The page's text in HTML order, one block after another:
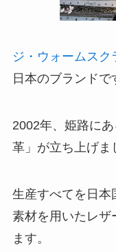
ジ・ウォームス
日本のブランドで
2002年、姫路に
革」が立ち上げま
生産すべてを日本
素材を用いたレザ
ます。